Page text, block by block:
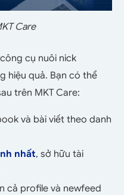
Care
cụ nuôi nick
hiệu quả. Bạn có thể
trên MKT Care:
và bài viết theo danh
nhất, sở hữu tài
cả profile và newfeed